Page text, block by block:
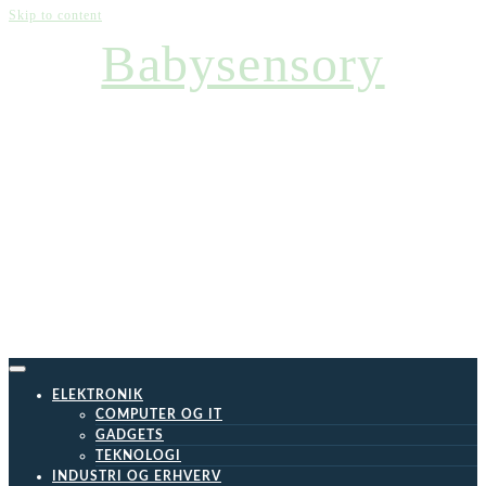
Skip to content
Babysensory
ELEKTRONIK
COMPUTER OG IT
GADGETS
TEKNOLOGI
INDUSTRI OG ERHVERV